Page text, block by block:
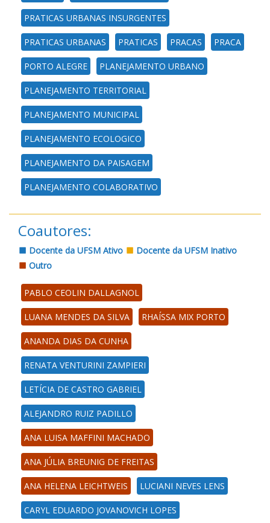
PRATICAS URBANAS INSURGENTES
PRATICAS URBANAS PRATICAS PRACAS PRACA
PORTO ALEGRE PLANEJAMENTO URBANO
PLANEJAMENTO TERRITORIAL
PLANEJAMENTO MUNICIPAL
PLANEJAMENTO ECOLOGICO
PLANEJAMENTO DA PAISAGEM
PLANEJAMENTO COLABORATIVO
Coautores:
Docente da UFSM Ativo
Docente da UFSM Inativo
Outro
PABLO CEOLIN DALLAGNOL
LUANA MENDES DA SILVA RHAÍSSA MIX PORTO
ANANDA DIAS DA CUNHA
RENATA VENTURINI ZAMPIERI
LETÍCIA DE CASTRO GABRIEL
ALEJANDRO RUIZ PADILLO
ANA LUISA MAFFINI MACHADO
ANA JÚLIA BREUNIG DE FREITAS
ANA HELENA LEICHTWEIS LUCIANI NEVES LENS
CARYL EDUARDO JOVANOVICH LOPES